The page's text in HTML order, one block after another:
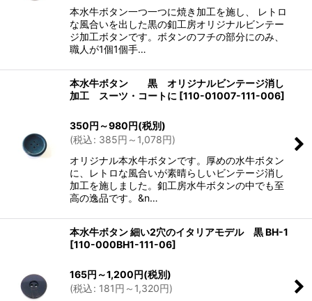
本水牛ボタン一つ一つに焼き加工を施し、 レトロ
な風合いを出した黒の釦工房オリジナルビンテー
ジ加工ボタンです。ボタンのフチの部分にのみ、
職人が1個1個手…
本水牛ボタン 黒 オリジナルビンテージ消し
加工 スーツ・コートに [110-01007-111-006]
350円 ～980円(税別)
(税込: 385円 ～1,078円)
オリジナル本水牛ボタンです。厚めの水牛ボタン
に、レトロな風合いが素晴らしいビンテージ消し
加工を施しました。釦工房水牛ボタンの中でも至
高の逸品です。&n…
本水牛ボタン 細い2穴のイタリアモデル 黒 BH-1
[110-000BH1-111-06]
165円 ～1,200円(税別)
(税込: 181円 ～1,320円)